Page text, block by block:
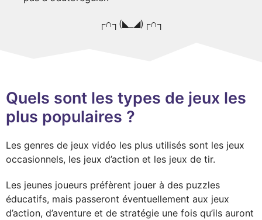
┌∩┐(◣_◢)┌∩┐
Quels sont les types de jeux les
plus populaires ?
Les genres de jeux vidéo les plus utilisés sont les jeux
occasionnels, les jeux d’action et les jeux de tir.
Les jeunes joueurs préfèrent jouer à des puzzles
éducatifs, mais passeront éventuellement aux jeux
d’action, d’aventure et de stratégie une fois qu’ils auront